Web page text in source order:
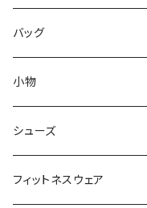
その他
その他
袖付き
ノースリーブ
パンツドレス
ナイトドレス
その他
ブレスレット
ピアス
コサージュ
リング
ブラ/ブラトップ/ベアトップ
ショーツ
タンクトップ/キャミソール
半袖/5分
バッグ
サブバッグ
クラッチバッグ
トートバッグ
小物
マフラー/スカーフ/ストール
財布
シューズ
スニーカー
フィットネスウェア